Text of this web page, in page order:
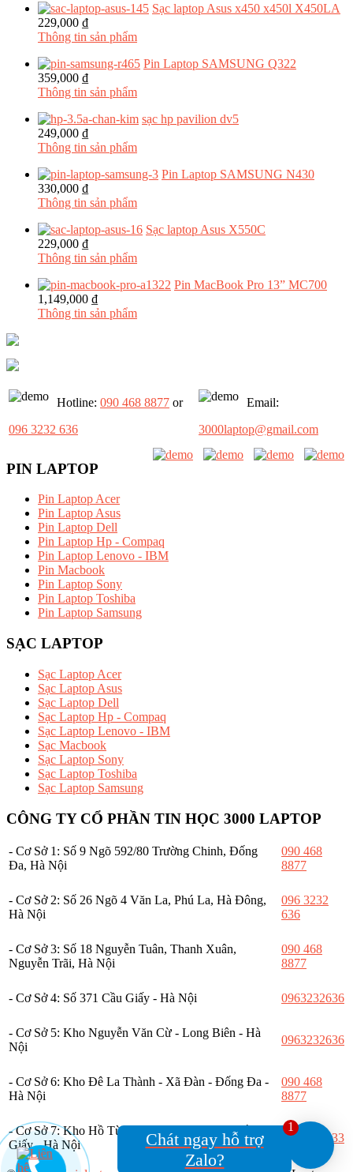
Sạc laptop Asus x450 x450l X450LA
229,000 ₫
Thông tin sản phẩm
Pin Laptop SAMSUNG Q322
359,000 ₫
Thông tin sản phẩm
sạc hp pavilion dv5
249,000 ₫
Thông tin sản phẩm
Pin Laptop SAMSUNG N430
330,000 ₫
Thông tin sản phẩm
Sạc laptop Asus X550C
229,000 ₫
Thông tin sản phẩm
Pin MacBook Pro 13” MC700
1,149,000 ₫
Thông tin sản phẩm
Hotline: 090 468 8877 or
096 3232 636
Email:
3000laptop@gmail.com
PIN LAPTOP
Pin Laptop Acer
Pin Laptop Asus
Pin Laptop Dell
Pin Laptop Hp - Compaq
Pin Laptop Lenovo - IBM
Pin Macbook
Pin Laptop Sony
Pin Laptop Toshiba
Pin Laptop Samsung
SẠC LAPTOP
Sạc Laptop Acer
Sạc Laptop Asus
Sạc Laptop Dell
Sạc Laptop Hp - Compaq
Sạc Laptop Lenovo - IBM
Sạc Macbook
Sạc Laptop Sony
Sạc Laptop Toshiba
Sạc Laptop Samsung
CÔNG TY CỔ PHẦN TIN HỌC 3000 LAPTOP
- Cơ Sở 1: Số 9 Ngõ 592/80 Trường Chinh, Đống
Đa, Hà Nội
090 468
8877
- Cơ Sở 2: Số 26 Ngõ 4 Văn La, Phú La, Hà Đông,
Hà Nội
096 3232
636
- Cơ Sở 3: Số 18 Nguyễn Tuân, Thanh Xuân,
Nguyễn Trãi, Hà Nội
090 468
8877
- Cơ Sở 4: Số 371 Cầu Giấy - Hà Nội 0963232636
- Cơ Sở 5: Kho Nguyễn Văn Cừ - Long Biên - Hà
Nội
0963232636
- Cơ Sở 6: Kho Đê La Thành - Xã Đàn - Đống Đa -
Hà Nội
090 468
8877
- Cơ Sở 7: Kho Hồ Tùng Mậu - Xuân Thủy - Cầu
Giấy - Hà Nội
0328668833
1
Chát ngay hỗ trợ
Zalo?